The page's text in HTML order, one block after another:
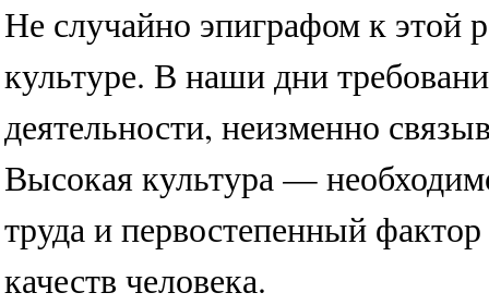
Не случайно эпиграфом к этой
культуре. В наши дни
деятельности, неизменно
Высокая культура —
труда и первостепенный
качеств человека.